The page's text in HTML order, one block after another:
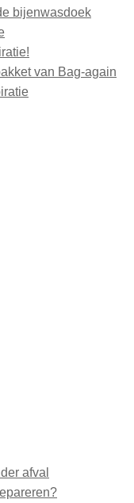
bijenwasdoek
van Bag-again
afval